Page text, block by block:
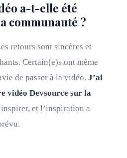
a-t-elle été
communauté ?
retours sont sincères et
Certain(e)s ont même
de passer à la vidéo. J’ai
vidéo Devsource sur la
et l’inspiration a